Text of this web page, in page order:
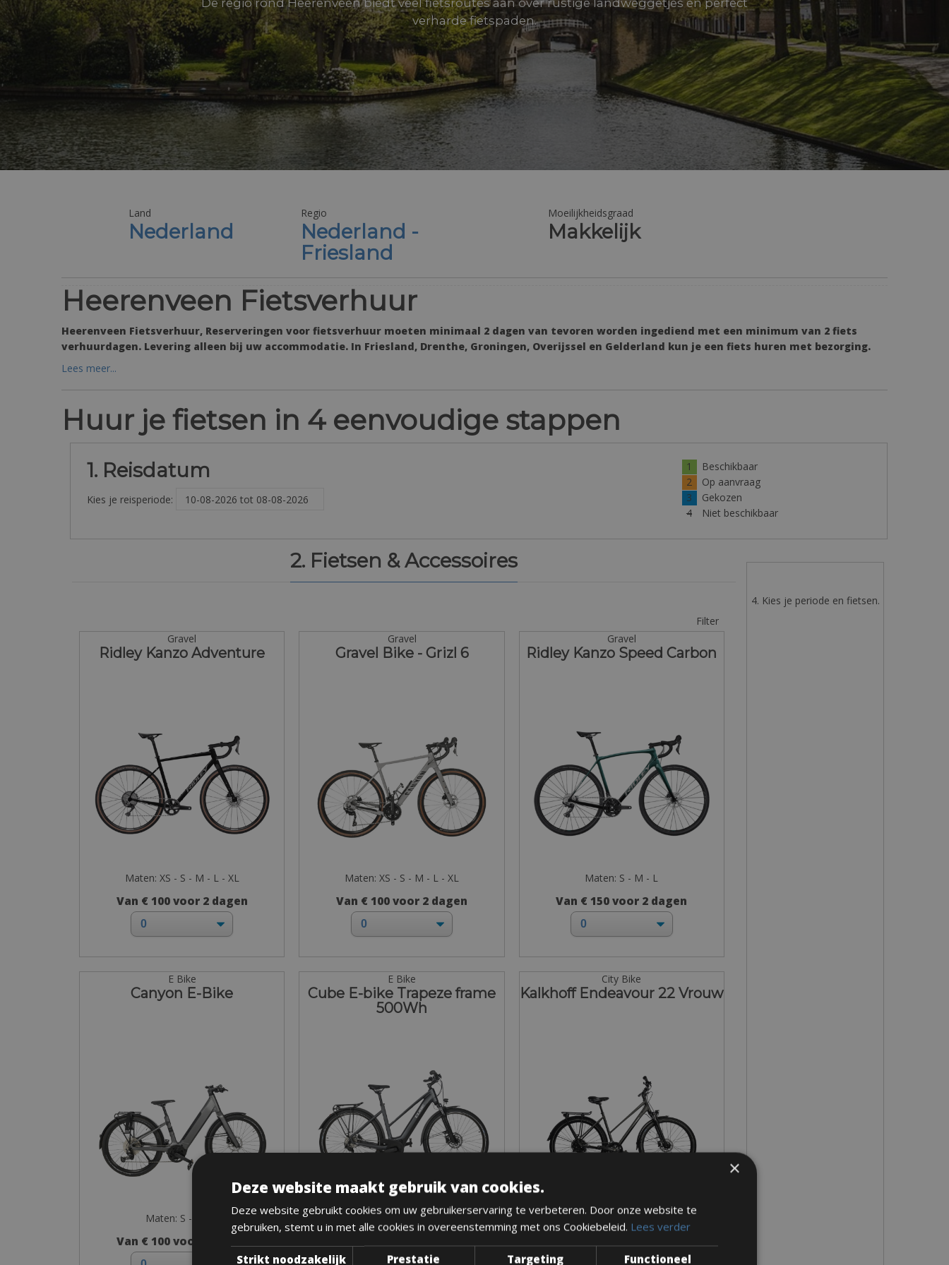
De regio rond Heerenveen biedt veel fietsroutes aan over rustige landweggetjes en perfect
verharde fietspaden.
Land
Nederland
Regio
Nederland -
Friesland
Moeilijkheidsgraad
Makkelijk
Heerenveen Fietsverhuur
Heerenveen Fietsverhuur, Reserveringen voor fietsverhuur moeten minimaal 2 dagen van tevoren worden ingediend met een minimum van 2 fiets
verhuurdagen. Levering alleen bij uw accommodatie. In Friesland, Drenthe, Groningen, Overijssel en Gelderland kun je een fiets huren met bezorging.
Lees meer...
Huur je fietsen in 4 eenvoudige stappen
1. Reisdatum
Kies je reisperiode:
1
Beschikbaar
2
Op aanvraag
3
Gekozen
4
Niet beschikbaar
2. Fietsen & Accessoires
Filter
Gravel
Ridley Kanzo Adventure
Maten: XS - S - M - L - XL
Van € 100 voor 2 dagen
Gravel
Gravel Bike - Grizl 6
Maten: XS - S - M - L - XL
Van € 100 voor 2 dagen
Gravel
Ridley Kanzo Speed Carbon
Maten: S - M - L
Van € 150 voor 2 dagen
E Bike
Canyon E-Bike
Maten: S - M - L
Van € 100 voor 2 dagen
E Bike
Cube E-bike Trapeze frame
500Wh
Maten: S - M
Van € 100 voor 2 dagen
City Bike
Kalkhoff Endeavour 22 Vrouw
Maten: S - M
Van € 60 voor 2 dagen
4. Kies je periode en fietsen.
×
Deze website maakt gebruik van cookies.
Deze website gebruikt cookies om uw gebruikerservaring te verbeteren. Door onze website te
gebruiken, stemt u in met alle cookies in overeenstemming met ons Cookiebeleid. Lees verder
Strikt noodzakelijk Prestatie Targeting Functioneel